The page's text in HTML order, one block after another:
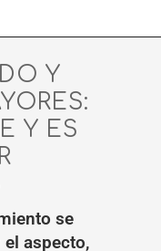
Y
Y ES
se
aspecto,